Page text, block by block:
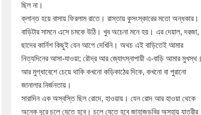
ছিল না।
ক্লান্ত হয়ে বাসায় ফিরলাম রাতে। রাস্তায় কুসংস্কারের মতো অন্ধকার।
বাড়িটার সামনে এসে চমকে উঠি। খুব অচেনা মনে হয়। এর দেয়াল, দরজা,
ছাদের কার্নিশ কিছুই যেন আগে দেখিনি। অথচ এই বাড়িতেই আমার
নিত্যদিনের আসা-যাওয়া; রৌদ্র আর জ্যোৎস্নাপায়ী এ-বাড়ি আমার মুখস্থ।
আর মুগ্ধাবেশে চেয়ে থাকি কখনো কড়িকাঠের দিকে, কখনো বা পুরানো
জানালার নির্জনতায়।
সারাদিন এক অস্বস্তি ছিল রোদে, হাওয়ায়। যেন রোদ আর হাওয়া থেকে
অনেক দূরে চলে যেতে হবে। চলে যেতে হবে জাহাজড়ুবির অসহায় যাত্রীর